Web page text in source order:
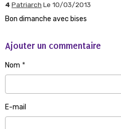
4 Patriarch Le 10/03/2013
Bon dimanche avec bises
Ajouter un commentaire
Nom
E-mail